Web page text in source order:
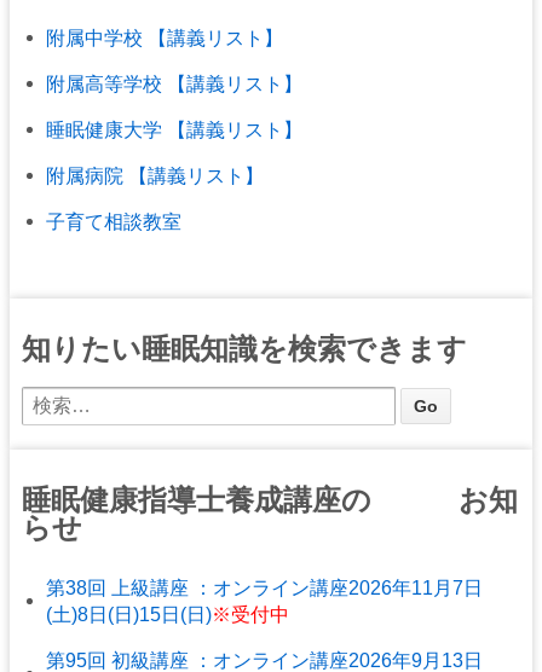
附属中学校 【講義リスト】
附属高等学校 【講義リスト】
睡眠健康大学 【講義リスト】
附属病院 【講義リスト】
子育て相談教室
知りたい睡眠知識を検索できます
睡眠健康指導士養成講座の お知
らせ
第38回 上級講座 ：オンライン講座2026年11月7日
(土)8日(日)15日(日)※受付中
第95回 初級講座 ：オンライン講座2026年9月13日